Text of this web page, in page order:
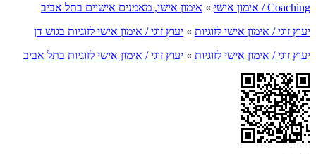
Coaching / אימון אישי
» אימון אישי, מאמנים אישיים בתל אביב
יעוץ זוגי / אימון אישי לזוגיות » יעוץ זוגי / אימון אישי לזוגיות בגוש דן
יעוץ זוגי / אימון אישי לזוגיות » יעוץ זוגי / אימון אישי לזוגיות בתל אביב